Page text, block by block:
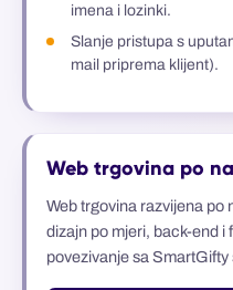
imena i lozinki.
Slanje pristupa s
mail priprema klijent).
Web trgovina po
Web trgovina razvijena po
dizajn po mjeri, back-end
povezivanje sa